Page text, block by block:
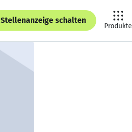
Stellenanzeige schalten
Produkte